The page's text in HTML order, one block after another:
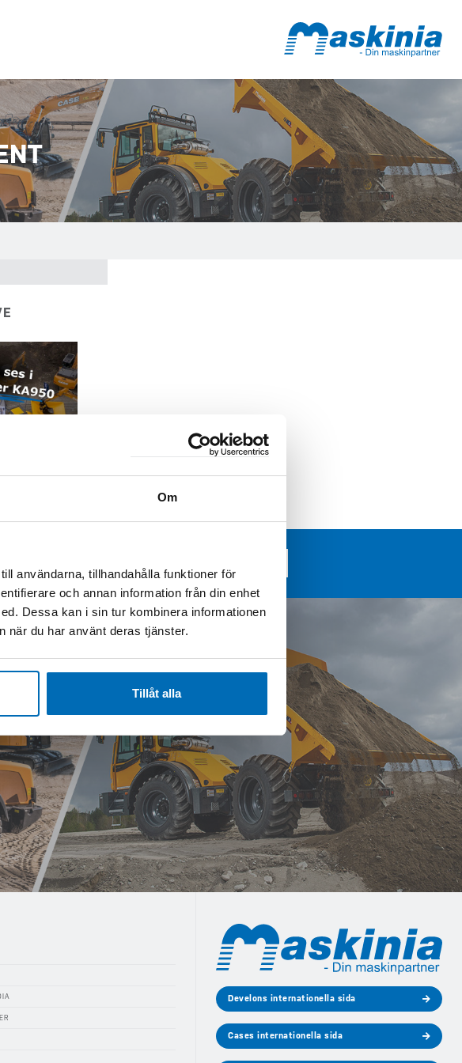
Om
användarna, tillhandahålla funktioner för
och annan information från din enhet
Dessa kan i sin tur kombinera informationen
när du har använt deras tjänster.
Tillåt alla
Develons internationella sida
Cases internationella sida